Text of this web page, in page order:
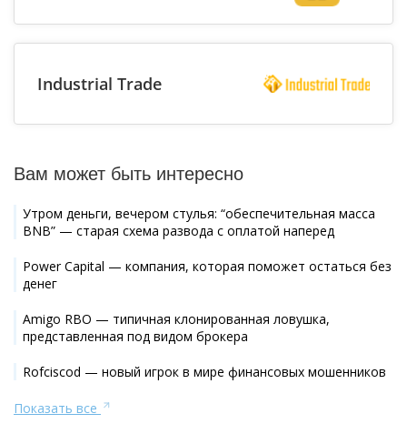
Industrial Trade
Вам может быть интересно
Утром деньги, вечером стулья: “обеспечительная масса
BNB” — старая схема развода с оплатой наперед
Power Capital — компания, которая поможет остаться без
денег
Amigo RBO — типичная клонированная ловушка,
представленная под видом брокера
Rofciscod — новый игрок в мире финансовых мошенников
Показать все